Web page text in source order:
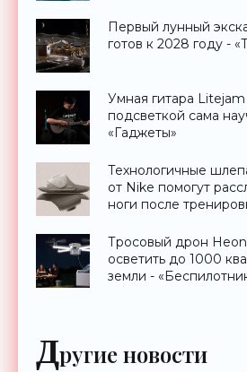
Первый лунный
готов к 2028 году -
Умная гитара
подсветкой сама
«Гаджеты»
Технологичные
от Nike помогут
ноги после
Тросовый дрон
осветить до 1000
земли -
Другие новости